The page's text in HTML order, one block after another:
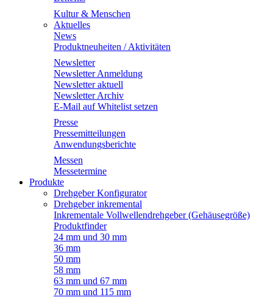
Kultur & Menschen
Aktuelles
News
Produktneuheiten / Aktivitäten
Newsletter
Newsletter Anmeldung
Newsletter aktuell
Newsletter Archiv
E-Mail auf Whitelist setzen
Presse
Pressemitteilungen
Anwendungsberichte
Messen
Messetermine
Produkte
Drehgeber Konfigurator
Drehgeber inkremental
Inkrementale Vollwellendrehgeber (Gehäusegröße)
Produktfinder
24 mm und 30 mm
36 mm
50 mm
58 mm
63 mm und 67 mm
70 mm und 115 mm